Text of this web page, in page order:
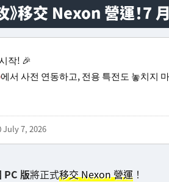
》移交 Nexon 營運！7
작! 🎉
에서 사전 연동하고, 전용 특전도 놓치지
July 7, 2026
PC 版將正式移交 Nexon 營運！